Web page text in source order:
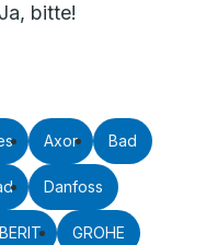
bitte!
Axor Bad
Danfoss
GROHE